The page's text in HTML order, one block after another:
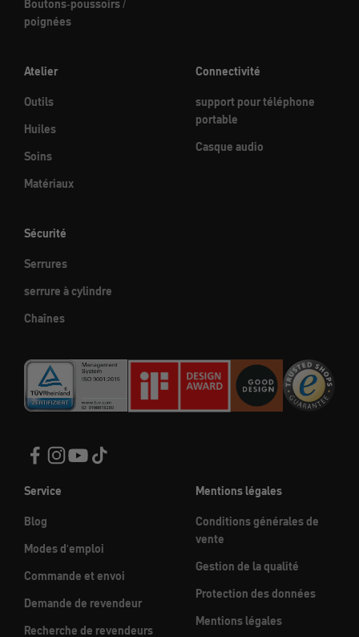
Boutons-poussoirs /
poignées
Atelier
Outils
Huiles
Soins
Matériaux
Connectivité
support pour téléphone
portable
Casque audio
Sécurité
Serrures
serrure à cylindre
Chaînes
Service
Blog
Modes d'emploi
Commande et envoi
Demande de revendeur
Recherche de revendeurs
Mentions légales
Conditions générales de
vente
Gestion de la qualité
Protection des données
Mentions légales